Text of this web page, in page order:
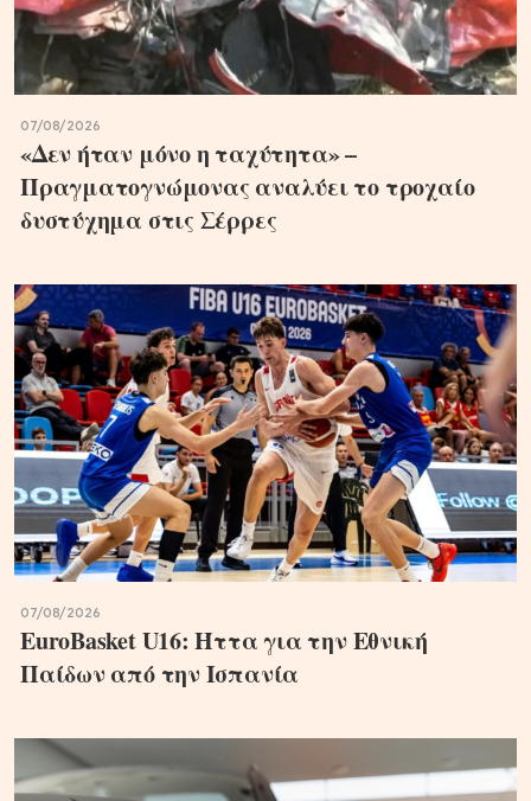
07/08/2026
«Δεν ήταν μόνο η ταχύτητα» –
Πραγματογνώμονας αναλύει το τροχαίο
δυστύχημα στις Σέρρες
07/08/2026
EuroBasket U16: Ήττα για την Εθνική
Παίδων από την Ισπανία